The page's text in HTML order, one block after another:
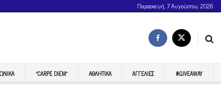
Παρασκευή, 7 Αυγούστου, 2026
“CARPE DIEM” ΑΘΛΗΤΙΚΆ ΑΓΓΕΛΊΕΣ #GIVEAWAY